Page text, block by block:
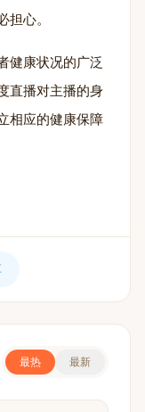
心。
健康状况的广泛
直播对主播的身
相应的健康保障
最热 最新